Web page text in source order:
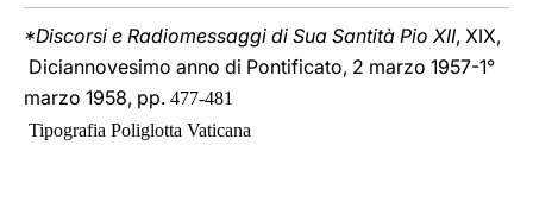
*Discorsi e Radiomessaggi di Sua Santità Pio XII, XIX,
Diciannovesimo anno di Pontificato, 2 marzo 1957-1°
marzo 1958, pp. 477-481
Tipografia Poliglotta Vaticana